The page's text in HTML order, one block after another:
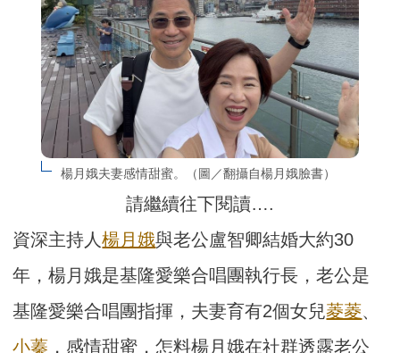
楊月娥夫妻感情甜蜜。（圖／翻攝自楊月娥臉書）
請繼續往下閱讀….
資深主持人楊月娥與老公盧智卿結婚大約30
年，楊月娥是基隆愛樂合唱團執行長，老公是
基隆愛樂合唱團指揮，夫妻育有2個女兒菱菱、
小蓁 ，感情甜蜜，怎料楊月娥在社群透露老公